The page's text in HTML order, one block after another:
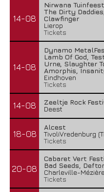
14-08
Nirwana
The Dirty
Clawfinger
Lierop
Tickets
14-08
Dynamo
Lamb Of God,
Urne, Slaughter
Amorphis,
Eindhoven
Tickets
14-08
Zeeltje Rock
Deest
18-08
Alcest
TivoliVredenburg
Tickets
20-08
Cabaret Vert
Bad Seeds,
Charleville-
Tickets